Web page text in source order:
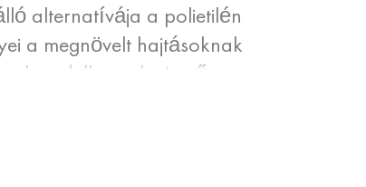
alternatívája a polietilén
a megnövelt hajtásoknak
rendelkeznek. A műanyag
élelmiszerek csomagolására és